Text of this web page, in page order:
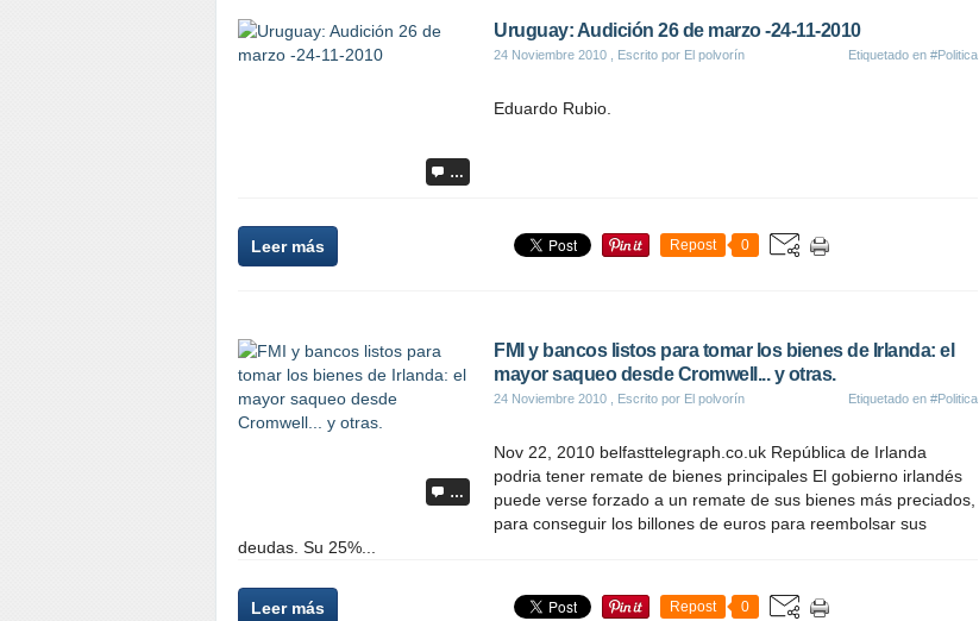
…
Uruguay: Audición 26 de marzo -24-11-2010
24 Noviembre 2010 , Escrito por El polvorín Etiquetado en #Politica
Eduardo Rubio.
Leer más Repost 0
…
FMI y bancos listos para tomar los bienes de Irlanda: el
mayor saqueo desde Cromwell... y otras.
24 Noviembre 2010 , Escrito por El polvorín Etiquetado en #Politica
Nov 22, 2010 belfasttelegraph.co.uk República de Irlanda
podria tener remate de bienes principales El gobierno irlandés
puede verse forzado a un remate de sus bienes más preciados,
para conseguir los billones de euros para reembolsar sus
deudas. Su 25%...
Leer más Repost 0